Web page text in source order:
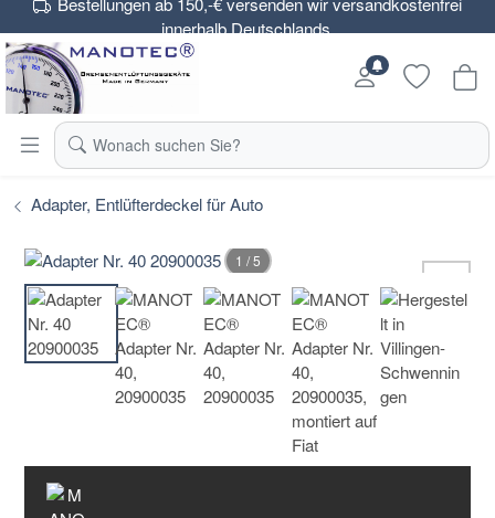
innerhalb Deutschlands.
Wonach suchen Sie?
Adapter, Entlüfterdeckel für Auto